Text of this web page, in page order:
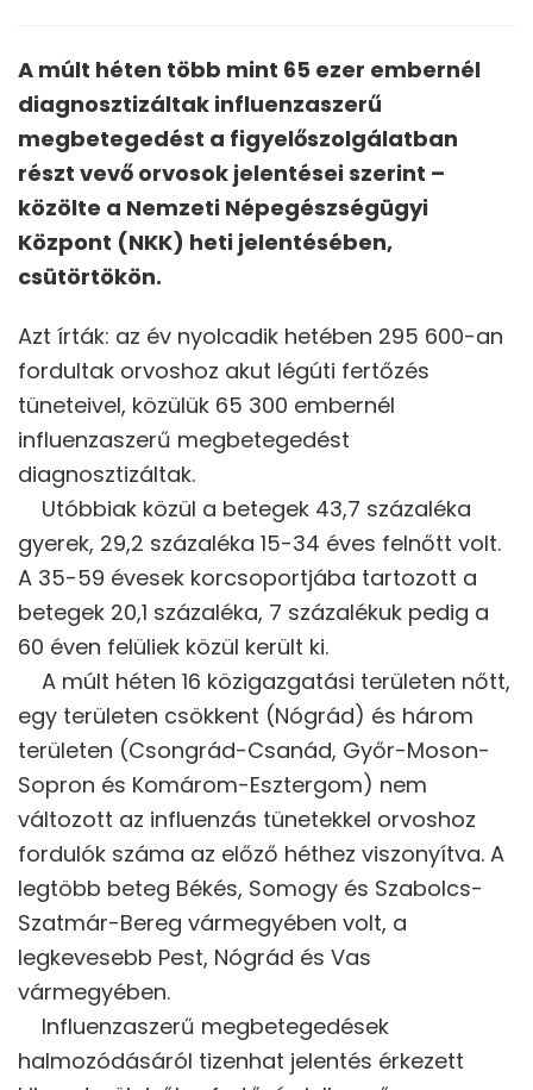
A múlt héten több mint 65 ezer embernél
diagnosztizáltak influenzaszerű
megbetegedést a figyelőszolgálatban
részt vevő orvosok jelentései szerint –
közölte a Nemzeti Népegészségügyi
Központ (NKK) heti jelentésében,
csütörtökön.
Azt írták: az év nyolcadik hetében 295 600-an
fordultak orvoshoz akut légúti fertőzés
tüneteivel, közülük 65 300 embernél
influenzaszerű megbetegedést
diagnosztizáltak.
Utóbbiak közül a betegek 43,7 százaléka
gyerek, 29,2 százaléka 15-34 éves felnőtt volt.
A 35-59 évesek korcsoportjába tartozott a
betegek 20,1 százaléka, 7 százalékuk pedig a
60 éven felüliek közül került ki.
A múlt héten 16 közigazgatási területen nőtt,
egy területen csökkent (Nógrád) és három
területen (Csongrád-Csanád, Győr-Moson-
Sopron és Komárom-Esztergom) nem
változott az influenzás tünetekkel orvoshoz
fordulók száma az előző héthez viszonyítva. A
legtöbb beteg Békés, Somogy és Szabolcs-
Szatmár-Bereg vármegyében volt, a
legkevesebb Pest, Nógrád és Vas
vármegyében.
Influenzaszerű megbetegedések
halmozódásáról tizenhat jelentés érkezett